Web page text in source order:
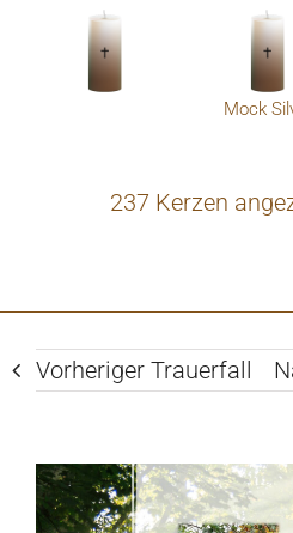
Mock
237 Kerzen
Vorheriger Trauerfall